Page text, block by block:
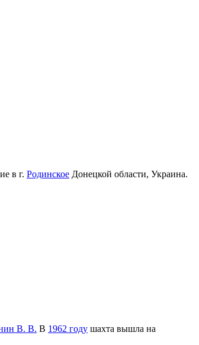
в г. Родинское Донецкой области, Украина.
В. В. В 1962 году шахта вышла на